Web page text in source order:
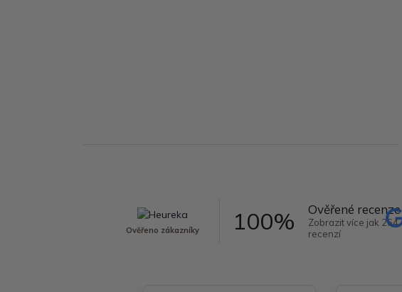
Ověřeno zákazníky 100% Ověřené recenze
Zobrazit více jak 264
recenzí